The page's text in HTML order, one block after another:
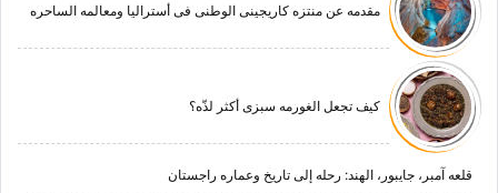
مقدمه عن منتزه کاریجینی الوطنی فی أسترالیا ومعالمه الساحره
کیف تجعل الغورمه سبزی أکثر لذّه؟
قلعه آمبر، جایبور، الهند: رحله إلى تاریخ وعماره راجستان